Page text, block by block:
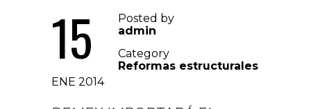
15
ENE 2014
Posted by
admin
Category
Reformas estructurales